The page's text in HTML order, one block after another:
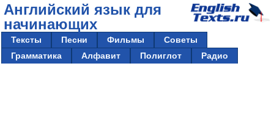
Английский язык для
начинающих
Тексты Песни Фильмы
Советы
Грамматика
Алфавит Полиглот Радио